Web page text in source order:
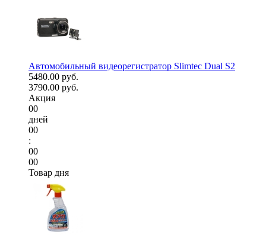
Автомобильный видеорегистратор Slimtec Dual S2
5480.00 руб.
3790.00 руб.
Акция
00
дней
00
:
00
00
Товар дня